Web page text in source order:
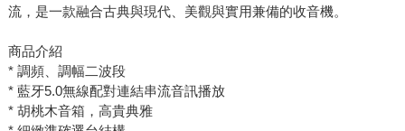
流，是一款融合古典與現代、美觀與實用兼備的收音機。
商品介紹
* 調頻、調幅二波段
* 藍牙5.0無線配對連結串流音訊播放
* 胡桃木音箱，高貴典雅